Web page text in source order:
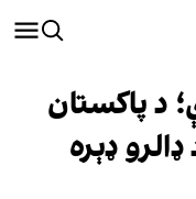
د پاکستان
مېلیارد ډالرو ډېره